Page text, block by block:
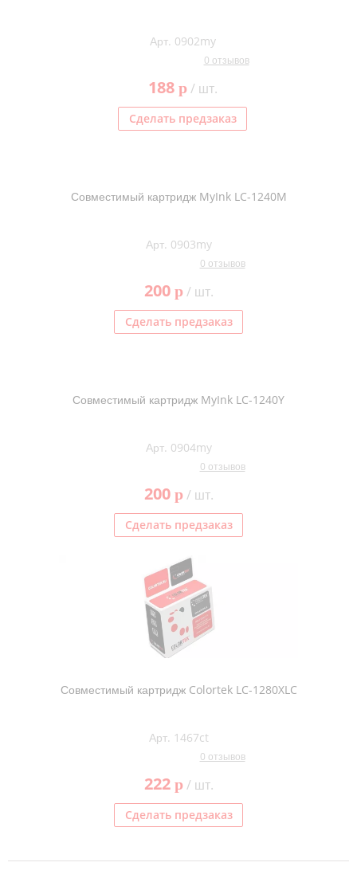
Арт. 0902my
0 отзывов
188 p/ шт.
Сделать предзаказ
Совместимый картридж MyInk LC-1240M
Арт. 0903my
0 отзывов
200 p/ шт.
Сделать предзаказ
Совместимый картридж MyInk LC-1240Y
Арт. 0904my
0 отзывов
200 p/ шт.
Сделать предзаказ
Совместимый картридж Colortek LC-1280XLC
Арт. 1467ct
0 отзывов
222 p/ шт.
Сделать предзаказ